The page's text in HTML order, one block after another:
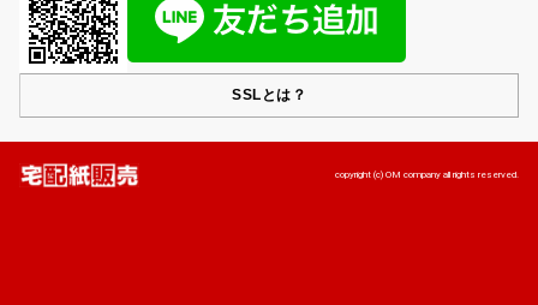
SSLとは？
copyright (c) OM company all rights reserved.